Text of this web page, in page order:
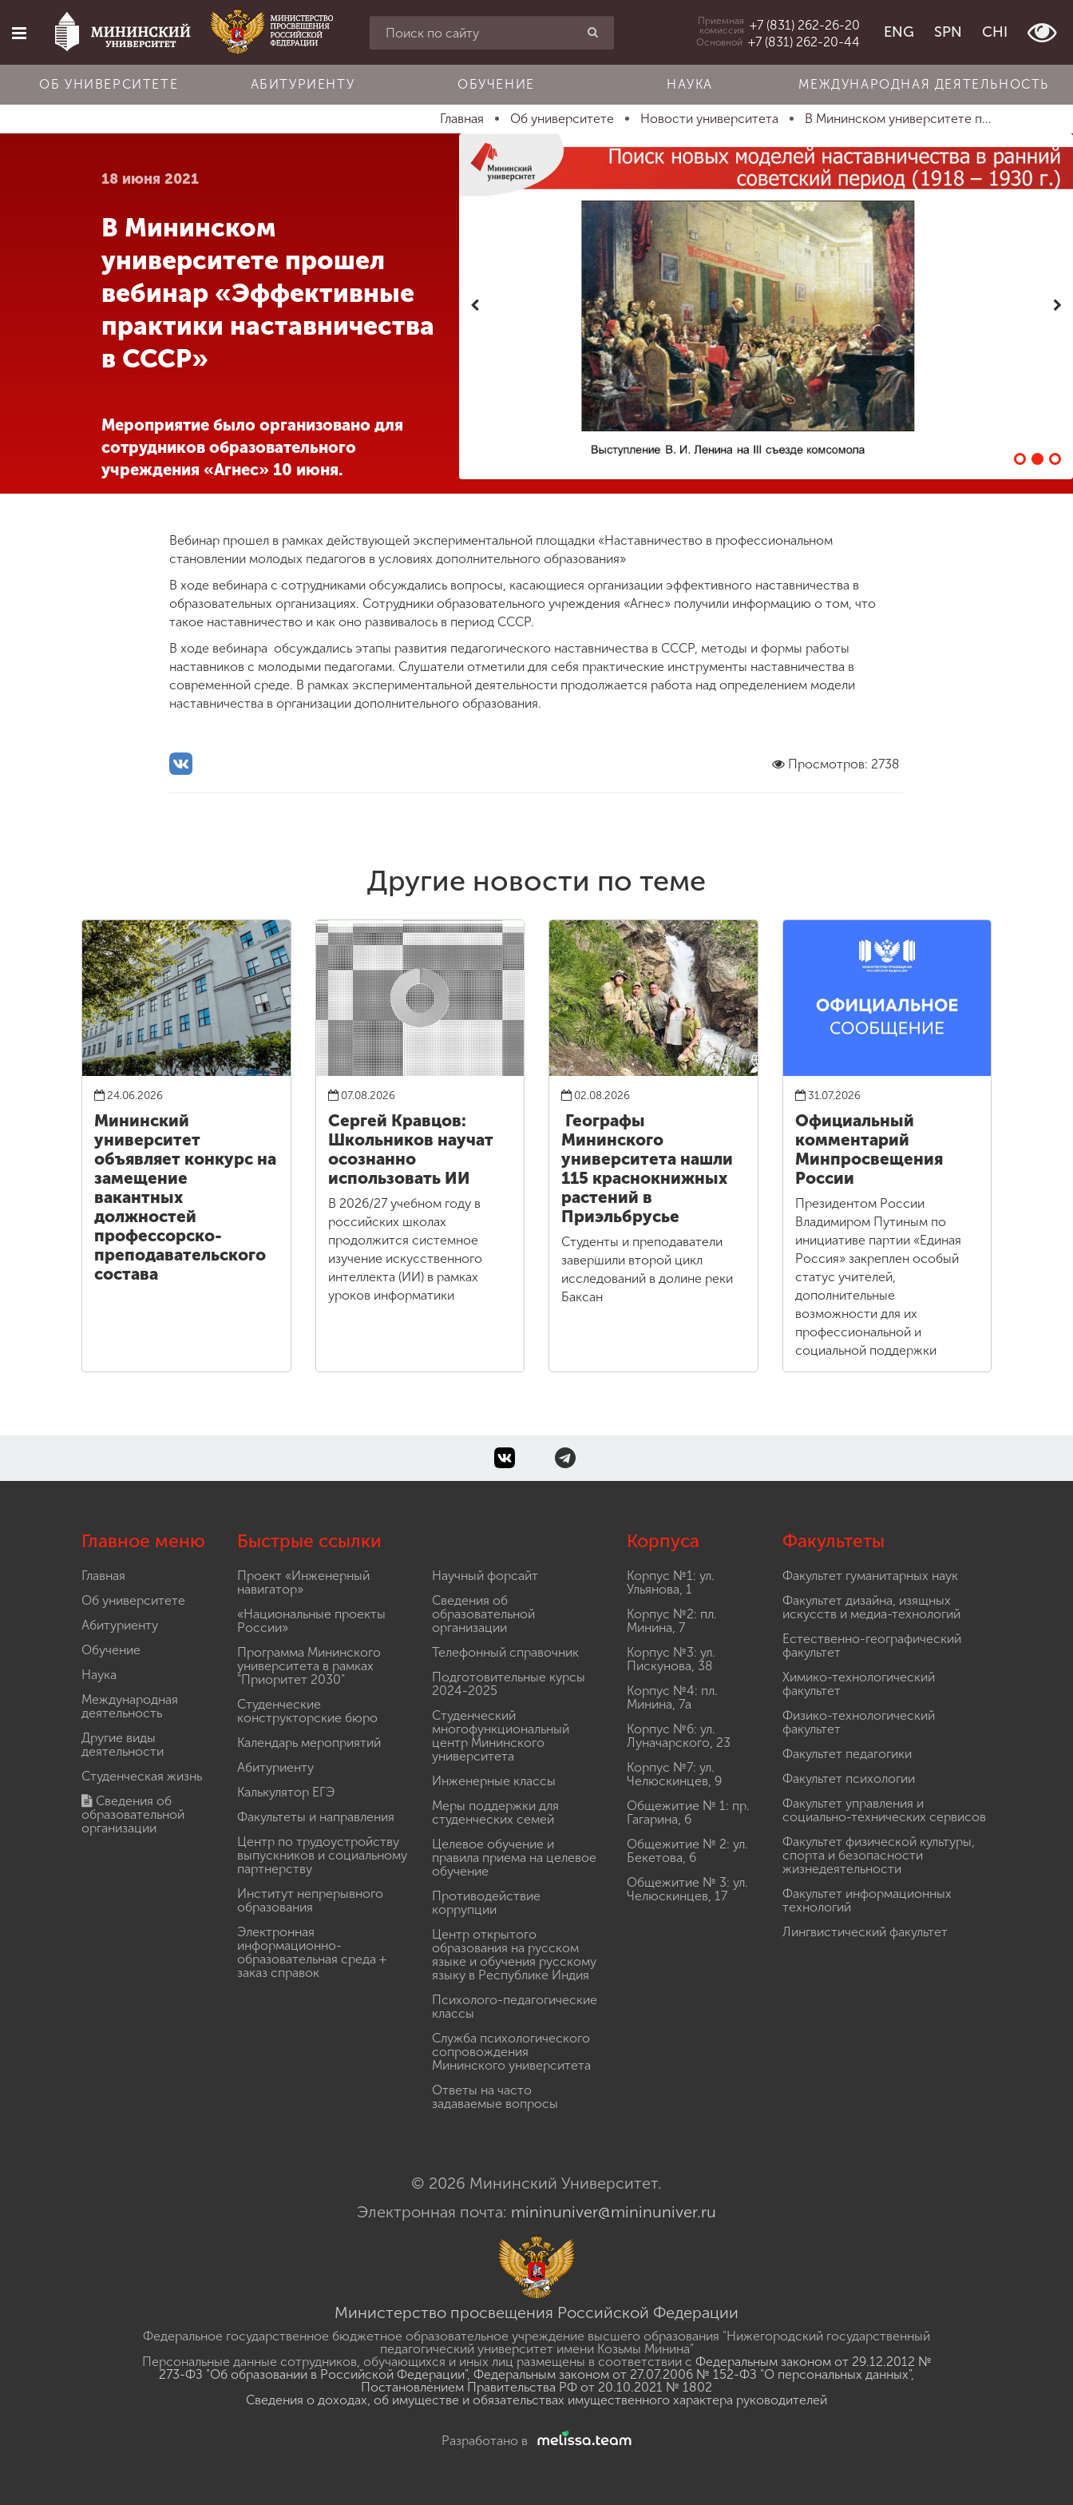
Главная
Об университете
Абитуриенту
Обучение
Другие виды
деятельности
Приемная
комиссия +7 (831) 262-26-20
Основной +7 (831) 262-20-44
ENG SPN CHI
ОБ УНИВЕРСИТЕТЕ АБИТУРИЕНТУ ОБУЧЕНИЕ НАУКА МЕЖДУНАРОДНАЯ ДЕЯТЕЛЬНОСТЬ
Главная Об университете Новости университета В Мининском университете п...
18 июня 2021
В Мининском
университете прошел
вебинар «Эффективные
практики наставничества
в СССР»
Мероприятие было организовано для
сотрудников образовательного
учреждения «Агнес» 10 июня.
Вебинар прошел в рамках действующей экспериментальной площадки «Наставничество в профессиональном
становлении молодых педагогов в условиях дополнительного образования»
В ходе вебинара с сотрудниками обсуждались вопросы, касающиеся организации эффективного наставничества в
образовательных организациях. Сотрудники образовательного учреждения «Агнес» получили информацию о том, что
такое наставничество и как оно развивалось в период СССР.
В ходе вебинара обсуждались этапы развития педагогического наставничества в СССР, методы и формы работы
наставников с молодыми педагогами. Слушатели отметили для себя практические инструменты наставничества в
современной среде. В рамках экспериментальной деятельности продолжается работа над определением модели
наставничества в организации дополнительного образования.
Просмотров: 2738
Другие новости по теме
24.06.2026
Мининский
университет
объявляет конкурс на
замещение
вакантных
должностей
профессорско-
преподавательского
состава
07.08.2026
Сергей Кравцов:
Школьников научат
осознанно
использовать ИИ
В 2026/27 учебном году в
российских школах
продолжится системное
изучение искусственного
интеллекта (ИИ) в рамках
уроков информатики
02.08.2026
Географы
Мининского
университета нашли
115 краснокнижных
растений в
Приэльбрусье
Студенты и преподаватели
завершили второй цикл
исследований в долине реки
Баксан
31.07.2026
Официальный
комментарий
Минпросвещения
России
Президентом России
Владимиром Путиным по
инициативе партии «Единая
Россия» закреплен особый
статус учителей,
дополнительные
возможности для их
профессиональной и
социальной поддержки
Главное меню
Главная
Об университете
Абитуриенту
Обучение
Наука
Международная
деятельность
Другие виды
деятельности
Студенческая жизнь
Сведения об
образовательной
организации
Быстрые ссылки
Проект «Инженерный
навигатор»
«Национальные проекты
России»
Программа Мининского
университета в рамках
"Приоритет 2030"
Студенческие
конструкторские бюро
Календарь мероприятий
Абитуриенту
Калькулятор ЕГЭ
Факультеты и направления
Центр по трудоустройству
выпускников и социальному
партнерству
Институт непрерывного
образования
Электронная
информационно-
образовательная среда +
заказ справок
Научный форсайт
Сведения об
образовательной
организации
Телефонный справочник
Подготовительные курсы
2024-2025
Студенческий
многофункциональный
центр Мининского
университета
Инженерные классы
Меры поддержки для
студенческих семей
Целевое обучение и
правила приема на целевое
обучение
Противодействие
коррупции
Центр открытого
образования на русском
языке и обучения русскому
языку в Республике Индия
Психолого-педагогические
классы
Служба психологического
сопровождения
Мининского университета
Ответы на часто
задаваемые вопросы
Корпуса
Корпус №1: ул.
Ульянова, 1
Корпус №2: пл.
Минина, 7
Корпус №3: ул.
Пискунова, 38
Корпус №4: пл.
Минина, 7а
Корпус №6: ул.
Луначарского, 23
Корпус №7: ул.
Челюскинцев, 9
Общежитие № 1: пр.
Гагарина, 6
Общежитие № 2: ул.
Бекетова, 6
Общежитие № 3: ул.
Челюскинцев, 17
Факультеты
Факультет гуманитарных наук
Факультет дизайна, изящных
искусств и медиа-технологий
Естественно-географический
факультет
Химико-технологический
факультет
Физико-технологический
факультет
Факультет педагогики
Факультет психологии
Факультет управления и
социально-технических сервисов
Факультет физической культуры,
спорта и безопасности
жизнедеятельности
Факультет информационных
технологий
Лингвистический факультет
© 2026 Мининский Университет.
Электронная почта: mininuniver@mininuniver.ru
Министерство просвещения Российской Федерации
Федеральное государственное бюджетное образовательное учреждение высшего образования "Нижегородский государственный
педагогический университет имени Козьмы Минина"
Персональные данные сотрудников, обучающихся и иных лиц размещены в соответствии с Федеральным законом от 29.12.2012 №
273-ФЗ "Об образовании в Российской Федерации", Федеральным законом от 27.07.2006 № 152-ФЗ "О персональных данных",
Постановлением Правительства РФ от 20.10.2021 № 1802
Сведения о доходах, об имуществе и обязательствах имущественного характера руководителей
Разработано в